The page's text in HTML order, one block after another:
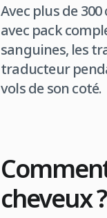
Avec plus de
avec pack
sanguines, les
traducteur
vols de son coté.
cheveux ?